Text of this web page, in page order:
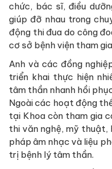
chức, bác sĩ, điều
giúp đỡ nhau trong
động thi đua do công
cơ sở bệnh viện tham
Anh và các đồng
triển khai thực hiện
tâm thần nhanh hồi
Ngoài các hoạt động
tại Khoa còn tham gia
thi văn nghệ, mỹ thuật,
pháp âm nhạc và liệu
trị bệnh lý tâm thần.